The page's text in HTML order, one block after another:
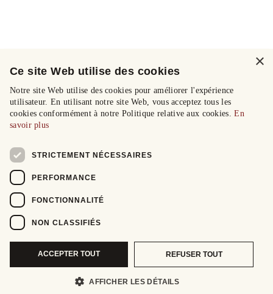
×
Ce site Web utilise des cookies
Notre site Web utilise des cookies pour améliorer l'expérience
utilisateur. En utilisant notre site Web, vous acceptez tous les
cookies conformément à notre Politique relative aux cookies.En
savoir plus
STRICTEMENT NÉCESSAIRES
PERFORMANCE
FONCTIONNALITÉ
NON CLASSIFIÉS
ACCEPTER TOUT REFUSER TOUT
AFFICHER LES DÉTAILS